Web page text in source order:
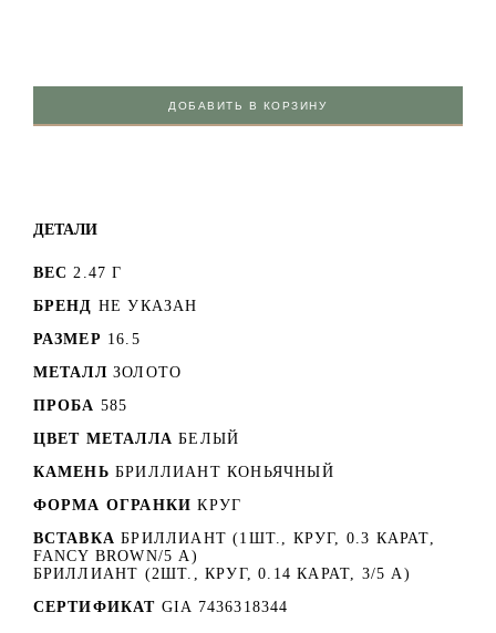
ДОБАВИТЬ В КОРЗИНУ
ДЕТАЛИ
ВЕС 2.47 Г
БРЕНД НЕ УКАЗАН
РАЗМЕР 16.5
МЕТАЛЛ ЗОЛОТО
ПРОБА 585
ЦВЕТ МЕТАЛЛА БЕЛЫЙ
КАМЕНЬ БРИЛЛИАНТ КОНЬЯЧНЫЙ
ФОРМА ОГРАНКИ КРУГ
ВСТАВКА БРИЛЛИАНТ (1ШТ., КРУГ, 0.3 КАРАТ,
FANCY BROWN/5 А)
БРИЛЛИАНТ (2ШТ., КРУГ, 0.14 КАРАТ, 3/5 А)
СЕРТИФИКАТ GIA 7436318344